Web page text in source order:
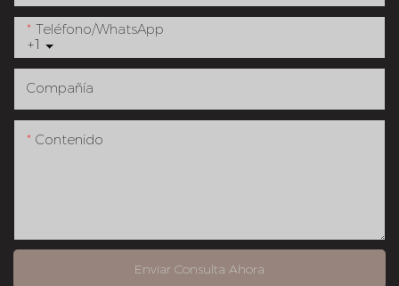
+1
Teléfono/WhatsApp
Compañía
Contenido
Enviar Consulta Ahora